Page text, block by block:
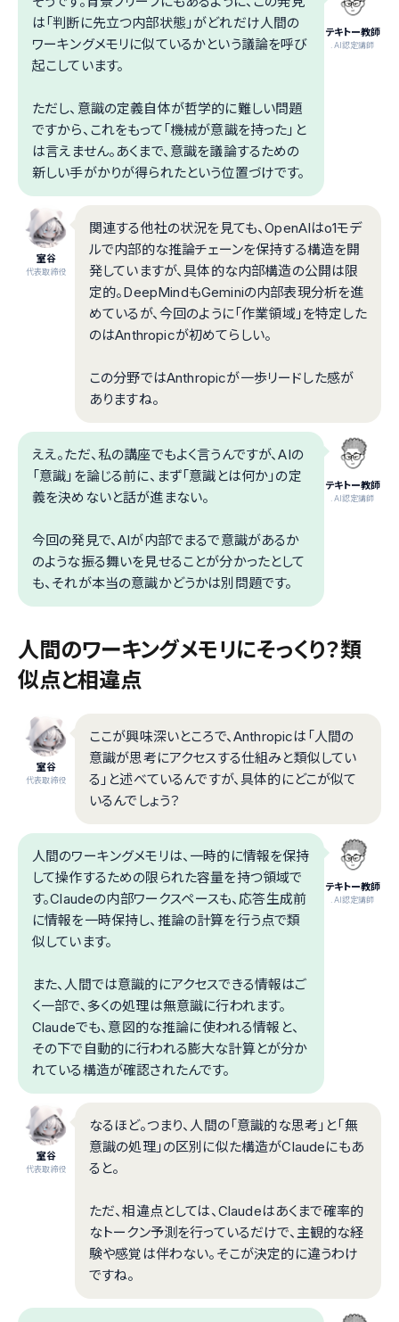
テキトー教師
.AI認定講師
は「判断に先立つ内部状態」がどれだけ人間の
ワーキングメモリに似ているかという議論を呼び
起こしています。
ただし、意識の定義自体が哲学的に難しい問題
ですから、これをもって「機械が意識を持った」と
は言えません。あくまで、意識を議論するための
新しい手がかりが得られたという位置づけです。
室谷
代表取締役
関連する他社の状況を見ても、OpenAIはo1モデ
ルで内部的な推論チェーンを保持する構造を開
発していますが、具体的な内部構造の公開は限
定的。DeepMindもGeminiの内部表現分析を進
めているが、今回のように「作業領域」を特定した
のはAnthropicが初めてらしい。
この分野ではAnthropicが一歩リードした感が
ありますね。
テキトー教師
.AI認定講師
ええ。ただ、私の講座でもよく言うんですが、AIの
「意識」を論じる前に、まず「意識とは何か」の定
義を決めないと話が進まない。
今回の発見で、AIが内部でまるで意識があるか
のような振る舞いを見せることが分かったとして
も、それが本当の意識かどうかは別問題です。
人間のワーキングメモリにそっくり？類
似点と相違点
室谷
代表取締役
ここが興味深いところで、Anthropicは「人間の
意識が思考にアクセスする仕組みと類似してい
る」と述べているんですが、具体的にどこが似て
いるんでしょう？
テキトー教師
.AI認定講師
人間のワーキングメモリは、一時的に情報を保持
して操作するための限られた容量を持つ領域で
す。Claudeの内部ワークスペースも、応答生成前
に情報を一時保持し、推論の計算を行う点で類
似しています。
また、人間では意識的にアクセスできる情報はご
く一部で、多くの処理は無意識に行われます。
Claudeでも、意図的な推論に使われる情報と、
その下で自動的に行われる膨大な計算とが分か
れている構造が確認されたんです。
室谷
代表取締役
なるほど。つまり、人間の「意識的な思考」と「無
意識の処理」の区別に似た構造がClaudeにもあ
ると。
ただ、相違点としては、Claudeはあくまで確率的
なトークン予測を行っているだけで、主観的な経
験や感覚は伴わない。そこが決定的に違うわけ
ですね。